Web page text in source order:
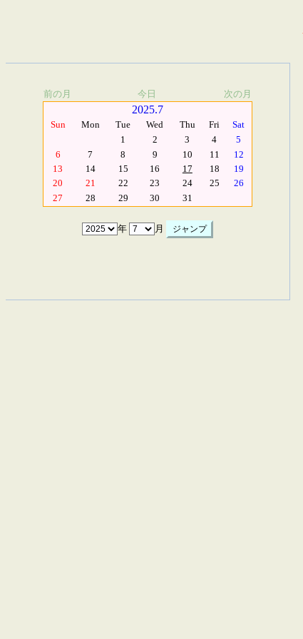
前の月 今日 次の月
2025.7
Sun Mon Tue Wed Thu Fri
Sat
1
2 3 4
5
6
7 8 9 10 11
12
13
14 15 16 17 18
19
20
21 22 23 24 25
26
27
28 29 30 31
年 月